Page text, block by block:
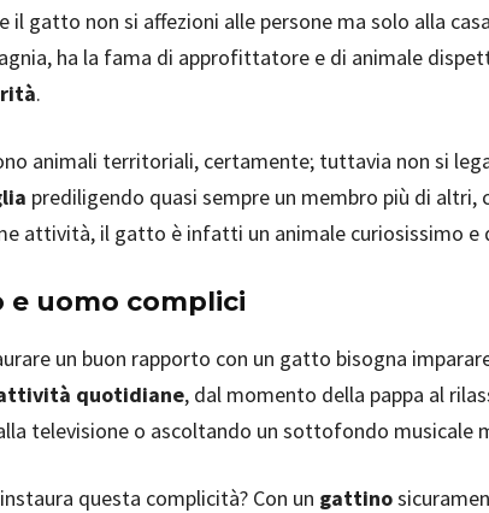
il gatto non si affezioni alle persone ma solo alla
ha la fama di approfittatore e di animale
.
animali territoriali, certamente; tuttavia non si
prediligendo quasi sempre un membro più di
attività, il gatto è infatti un animale curiosissimo e
e uomo complici
un buon rapporto con un gatto bisogna
quotidiane, dal momento della pappa al
televisione o ascoltando un sottofondo musicale
questa complicità? Con un gattino